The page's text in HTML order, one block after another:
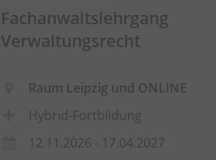
Fachanwaltslehrgang
Verwaltungsrecht
Raum Leipzig und ONLINE
Hybrid-Fortbildung
12.11.2026 - 17.04.2027